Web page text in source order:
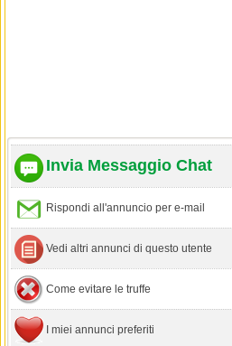
Invia Messaggio Chat
Rispondi all'annuncio per e-mail
Vedi altri annunci di questo utente
Come evitare le truffe
I miei annunci preferiti